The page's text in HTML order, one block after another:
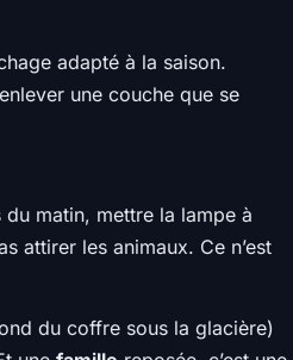
adapté à la saison.
une couche que se
matin, mettre la lampe à
attirer les animaux. Ce n’est
du coffre sous la glacière)